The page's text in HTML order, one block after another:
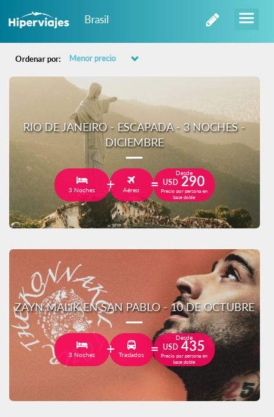
Brasil
Ordenar por:
RIO DE JANEIRO - ESCAPADA - 3 NOCHES -
DICIEMBRE
3 Noches Aéreo
Desde
USD 290
Precio por persona en
base doble
ZAYN MALIK EN SAN PABLO - 10 DE OCTUBRE
3 Noches Traslados
Desde
USD 435
Precio por persona en
base doble